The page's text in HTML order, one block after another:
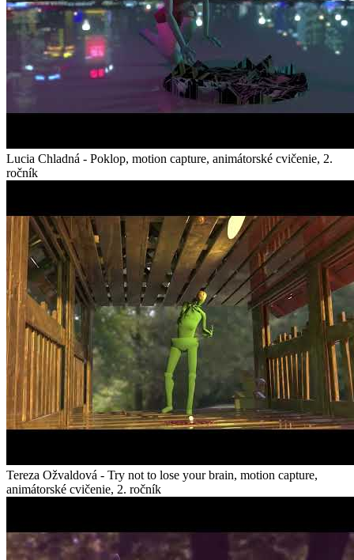
Lucia Chladná - Poklop, motion capture, animátorské cvičenie, 2.
ročník
Tereza Ožvaldová - Try not to lose your brain, motion capture,
animátorské cvičenie, 2. ročník